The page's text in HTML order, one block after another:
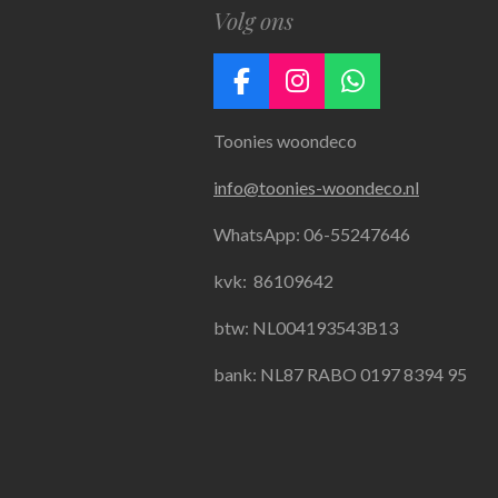
Volg ons
F
c
b
o
k
I
s
a
g
a
W
a
s
A
Toonies woondeco
info@toonies-woondeco.nl
WhatsApp: 06-55247646
kvk: 86109642
btw: NL004193543B13
bank: NL87 RABO 0197 8394 95